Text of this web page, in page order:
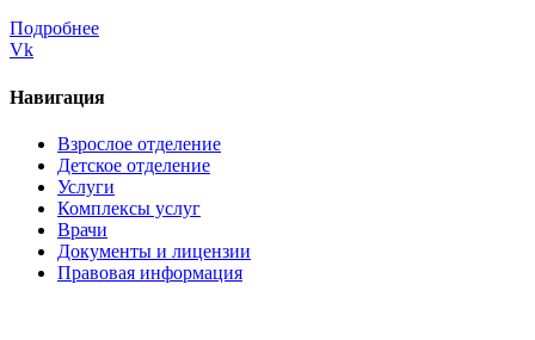
Подробнее
Vk
Навигация
Взрослое отделение
Детское отделение
Услуги
Комплексы услуг
Врачи
Документы и лицензии
Правовая информация